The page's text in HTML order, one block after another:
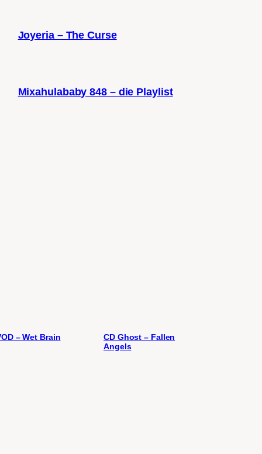
Joyeria – The Curse
Mixahulababy 848 – die Playlist
– Wet Brain
CD Ghost – Fallen
Angels